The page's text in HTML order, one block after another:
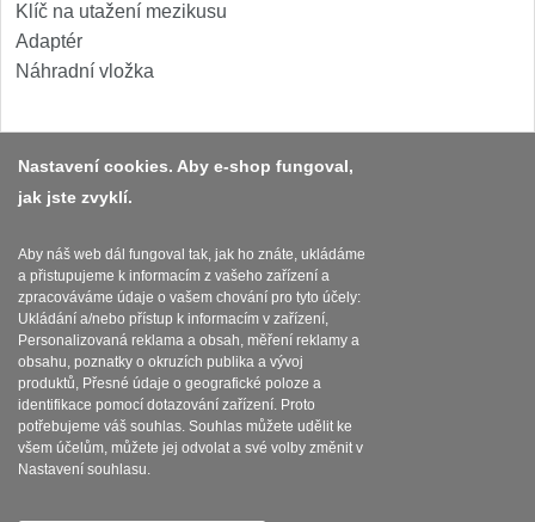
Klíč na utažení mezikusu
Adaptér
Náhradní vložka
Platba a dodávka
Obchodní podmínky
Zasady zpracovani osobnich udaju
Reklamační řád
Nastavení cookies. Aby e-shop fungoval,
jak jste zvyklí.
Aby náš web dál fungoval tak, jak ho znáte, ukládáme
a přistupujeme k informacím z vašeho zařízení a
zpracováváme údaje o vašem chování pro tyto účely:
Ukládání a/nebo přístup k informacím v zařízení,
Personalizovaná reklama a obsah, měření reklamy a
obsahu, poznatky o okruzích publika a vývoj
produktů, Přesné údaje o geografické poloze a
identifikace pomocí dotazování zařízení. Proto
potřebujeme váš souhlas. Souhlas můžete udělit ke
všem účelům, můžete jej odvolat a své volby změnit v
Nastavení souhlasu.